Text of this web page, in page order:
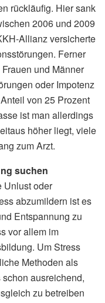
rückläufig. Hier sank
2006 und 2009
Allianz versicherte
Ferner
und Männer
oder Impotenz
von 25 Prozent
ist man allerdings
höher liegt, viele
zum Arzt.
suchen
Unlust oder
abzumildern ist es
Entspannung zu
vor allem im
Um Stress
Methoden als
ausreichend,
zu betreiben